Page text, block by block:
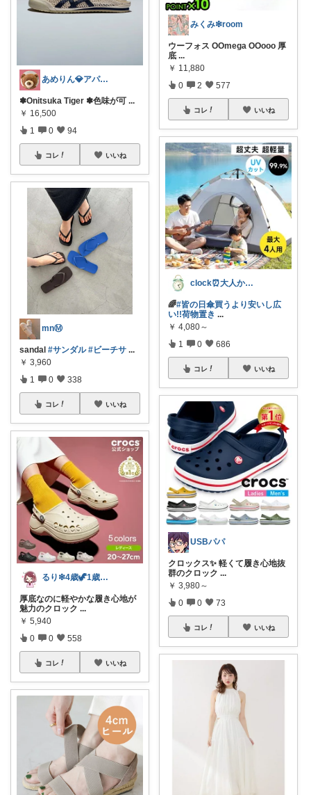
あめりん💎アパレル♡グルメ♡インテリア
✽Onitsuka Tiger ✽色味が可 ...
￥ 16,500
1 0 94
コレ いいね
mnⓂ︎
sandal #サンダル #ビーチサ ...
￥ 3,960
1 0 338
コレ いいね
るり❇︎4歳🦖1歳🎀ママ
厚底なのに軽やかな履き心地が
魅力のクロック ...
￥ 5,940
0 0 558
コレ いいね
みくみ❇room
ウーフォス OOmega OOooo 厚
底 ...
￥ 11,880
0 2 577
コレ いいね
clock⏰大人かわいい
🌈#皆の日傘買うより安いし広
い!!荷物置き ...
￥ 4,080～
1 0 686
コレ いいね
USBパパ
クロックス✨ 軽くて履き心地抜
群のクロック ...
￥ 3,980～
0 0 73
コレ いいね